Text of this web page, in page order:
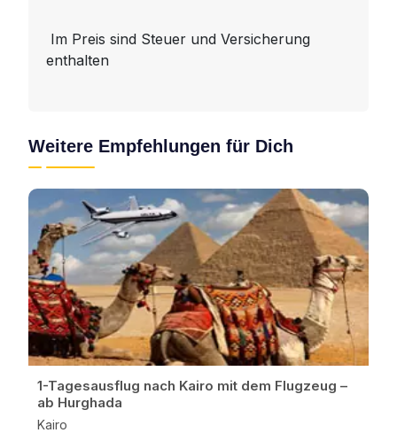
Im Preis sind Steuer und Versicherung
enthalten
Weitere Empfehlungen für Dich
1-Tagesausflug nach Kairo mit dem Flugzeug –
ab Hurghada
Kairo